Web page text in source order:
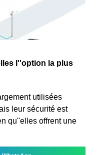
l''option la plus
utilisées
leur sécurité est
qu''elles offrent une